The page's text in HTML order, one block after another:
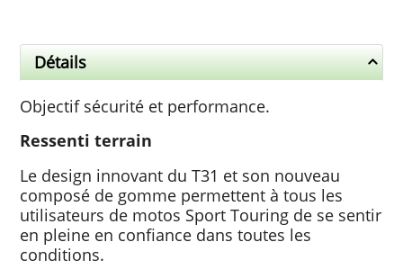
Détails
Objectif sécurité et performance.
Ressenti terrain
Le design innovant du T31 et son nouveau
composé de gomme permettent à tous les
utilisateurs de motos Sport Touring de se sentir
en pleine en confiance dans toutes les
conditions.